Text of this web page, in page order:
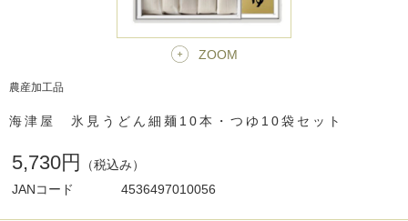
ZOOM
農産加工品
海津屋 氷見うどん細麺10本・つゆ10袋セット
5,730円
（税込み）
JANコード
4536497010056